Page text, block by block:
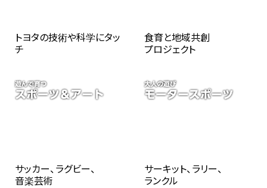
トヨタの技術や科学にタッ
チ
食育と地域共創
プロジェクト
サッカー、ラグビー、
音楽芸術
サーキット、ラリー、
ランクル